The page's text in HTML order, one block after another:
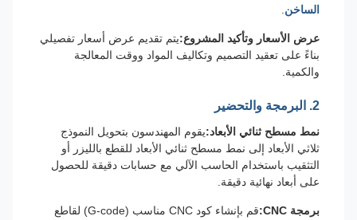
الساخن
عرض الأسعار وتأكيد المشروع:يتم تقديم عرض أسعار تفصيلي
بناءً على تعقيد التصميم وتكاليف المواد ووقت المعالجة
والكمية.
2. البرمجة والتحضير
نمط مسطح ثنائي الأبعاد:يقوم المهندسون بتحويل النموذج
ثلاثي الأبعاد إلى نمط مسطح ثنائي الأبعاد للقطع بالليزر أو
التثقيب باستخدام الحاسب الآلي مع حسابات دقيقة للحصول
على أبعاد نهائية دقيقة.
برمجة CNC:
قم بإنشاء كود CNC مناسب (G-code) لقاطع